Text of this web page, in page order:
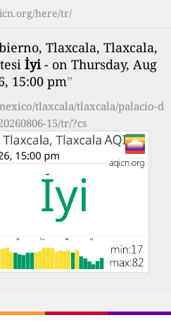
here/tr/
Tlaxcala, Tlaxcala,
İyi- on Thursday, Aug
15:00 pm”
tlaxcala/tlaxcala/palacio-d
15/tr/?cs